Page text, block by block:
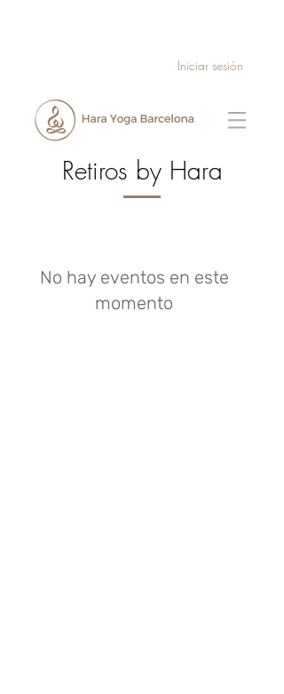
Iniciar sesión
Retiros by Hara
No hay eventos en este
momento